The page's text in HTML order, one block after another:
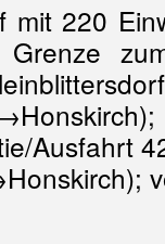
mit 220
Grenze
Ausfahrt